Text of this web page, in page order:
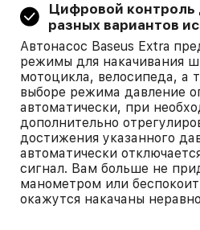
Цифровой контроль
разных вариантов
Автонасос Baseus Extra
режимы для накачивания
мотоцикла, велосипеда, а
выборе режима давление
автоматически, при
дополнительно
достижения указанного
автоматически
сигнал. Вам больше не
манометром или
окажутся накачаны